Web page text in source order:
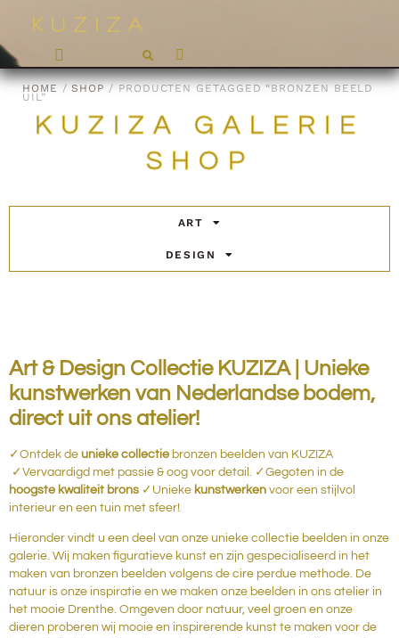
HOME /SHOP / PRODUCTEN GETAGGED “BRONZEN BEELD
UIL”
KUZIZA GALERIE
SHOP
ART
DESIGN
Art & Design Collectie KUZIZA | Unieke
kunstwerken van Nederlandse bodem,
direct uit ons atelier!
✓Ontdek de unieke collectie bronzen beelden van KUZIZA
✓Vervaardigd met passie & oog voor detail. ✓Gegoten in de
hoogste kwaliteit brons ✓Unieke kunstwerken voor een stijlvol
interieur en een tuin met sfeer!
Hieronder vindt u een deel van onze unieke collectie beelden in onze
galerie. Wij maken figuratieve kunst en zijn gespecialiseerd in het
maken van bronzen beelden volgens de cire perdue methode. De
natuur is onze inspiratie en we maken onze beelden in ons atelier in
het mooie Drenthe. Omgeven door natuur, veel groen en onze
dieren proberen wij mooie en inspirerende kunst te maken voor de